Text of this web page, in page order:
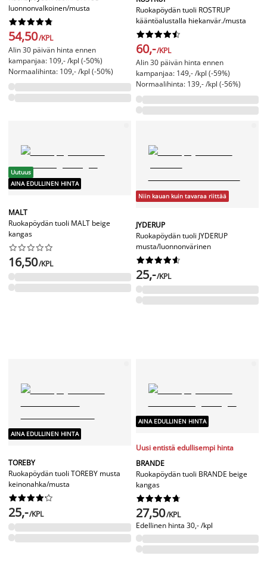
luonnonvalkoinen/musta






54,50/KPL
Alin 30 päivän hinta ennen
kampanjaa: 109,- /kpl (-50%)
Normaalihinta: 109,- /kpl (-50%)
Ruokapöydän tuoli ROSTRUP
kääntöalustalla hiekanvär./musta






60,-/KPL
Alin 30 päivän hinta ennen
kampanjaa: 149,- /kpl (-59%)
Normaalihinta: 139,- /kpl (-56%)
Uutuus
AINA EDULLINEN HINTA
MALT
Ruokapöydän tuoli MALT beige
kangas






16,50/KPL
Niin kauan kuin tavaraa riittää
JYDERUP
Ruokapöydän tuoli JYDERUP
musta/luonnonvärinen






25,-/KPL
AINA EDULLINEN HINTA
TOREBY
Ruokapöydän tuoli TOREBY musta
keinonahka/musta






25,-/KPL
AINA EDULLINEN HINTA
Uusi entistä edullisempi hinta
BRANDE
Ruokapöydän tuoli BRANDE beige
kangas






27,50/KPL
Edellinen hinta 30,- /kpl